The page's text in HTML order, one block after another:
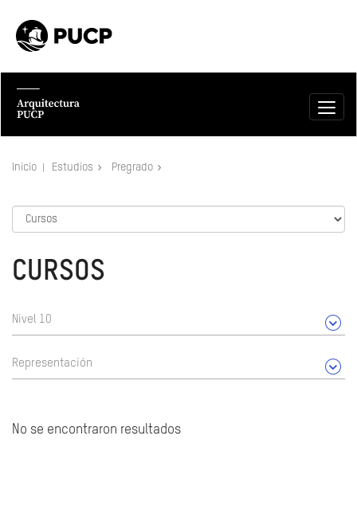
Inicio Estudios Pregrado
CURSOS
Nivel 10
Representación
No se encontraron resultados